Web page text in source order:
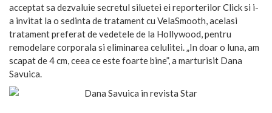
acceptat sa dezvaluie secretul siluetei ei reporterilor Click si i-
a invitat la o sedinta de tratament cu VelaSmooth, acelasi
tratament preferat de vedetele de la Hollywood, pentru
remodelare corporala si eliminarea celulitei. „In doar o luna, am
scapat de 4 cm, ceea ce este foarte bine”, a marturisit Dana
Savuica.